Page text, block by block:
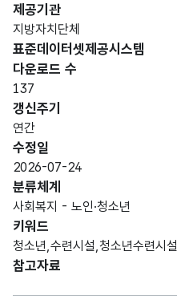
제공기관
지방자치단체
표준데이터셋제공시스템
다운로드 수
137
갱신주기
연간
수정일
2026-07-24
분류체계
사회복지 - 노인·청소년
키워드
청소년,수련시설,청소년수련시설
참고자료